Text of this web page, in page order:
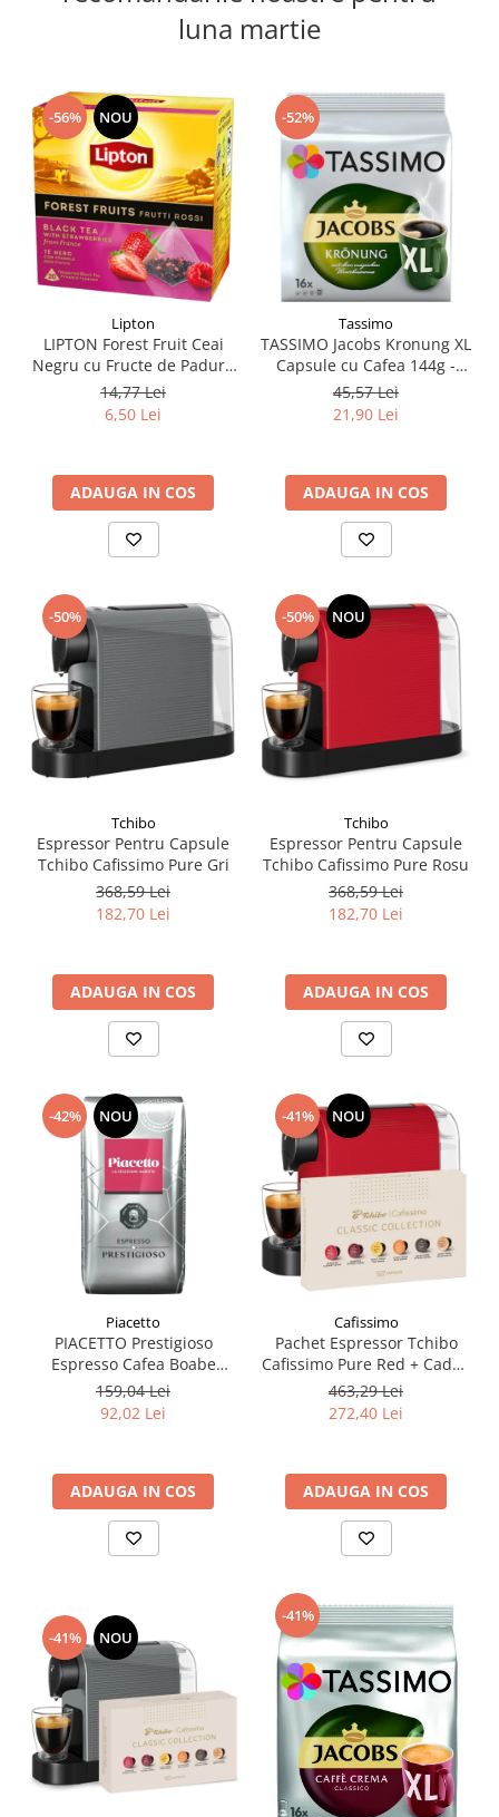
luna martie
-56% NOU
Lipton
LIPTON Forest Fruit Ceai
Negru cu Fructe de Padure
si Capsuni Piramide 20x2.1g
(TDV 30.08.2026)
14,77 Lei
6,50 Lei
ADAUGA IN COS
-52%
Tassimo
TASSIMO Jacobs Kronung XL
Capsule cu Cafea 144g -
TDV 11.08.2026
45,57 Lei
21,90 Lei
ADAUGA IN COS
-50%
Tchibo
Espressor Pentru Capsule
Tchibo Cafissimo Pure Gri
368,59 Lei
182,70 Lei
ADAUGA IN COS
-50% NOU
Tchibo
Espressor Pentru Capsule
Tchibo Cafissimo Pure Rosu
368,59 Lei
182,70 Lei
ADAUGA IN COS
-42% NOU
Piacetto
PIACETTO Prestigioso
Espresso Cafea Boabe
Espresso 1kg - (TDV
14.09.2026)
159,04 Lei
92,02 Lei
ADAUGA IN COS
-41% NOU
Cafissimo
Pachet Espressor Tchibo
Cafissimo Pure Red + Cadou
60 de Capsule Cafissimo
Classic Collection
463,29 Lei
272,40 Lei
ADAUGA IN COS
-41% NOU
-41%